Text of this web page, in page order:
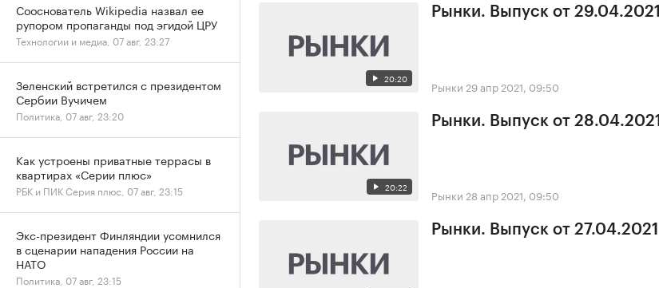
20:20
Рынки. Выпуск от 29.04.2021
Рынки 29 апр 2021, 09:50
20:22
Рынки. Выпуск от 28.04.2021
Рынки 28 апр 2021, 09:50
Рынки. Выпуск от 27.04.2021
Сооснователь Wikipedia назвал ее
рупором пропаганды под эгидой ЦРУ
Технологии и медиа, 07 авг, 23:27
Зеленский встретился с президентом
Сербии Вучичем
Политика, 07 авг, 23:20
Как устроены приватные террасы в
квартирах «Серии плюс»
РБК и ПИК Серия плюс, 07 авг, 23:15
Экс-президент Финляндии усомнился
в сценарии нападения России на
НАТО
Политика, 07 авг, 23:15